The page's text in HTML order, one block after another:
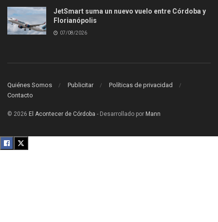
JetSmart suma un nuevo vuelo entre Córdoba y
Florianópolis
07/08/2026
Quiénes Somos Publicitar
Políticas de privacidad
Contacto
© 2026 El Acontecer de Córdoba - Desarrollado por Mann